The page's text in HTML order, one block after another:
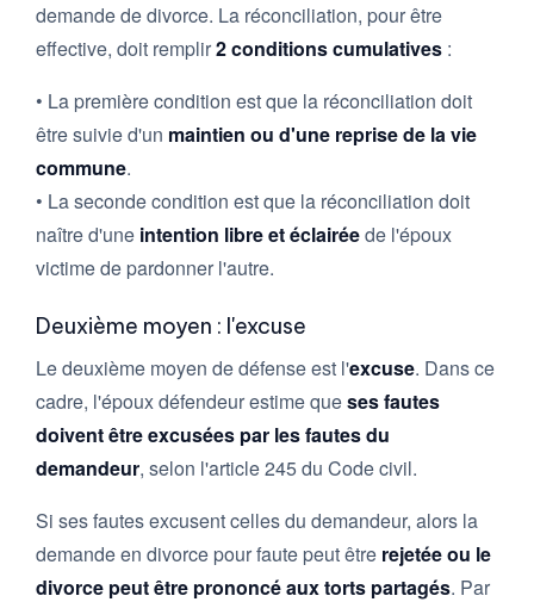
demande de divorce. La réconciliation, pour être
effective, doit remplir2 conditions cumulatives :
• La première condition est que la réconciliation doit
être suivie d'un maintien ou d'une reprise de la vie
commune.
• La seconde condition est que la réconciliation doit
naître d'une intention libre et éclairéede l'époux
victime de pardonner l'autre.
Deuxième moyen : l'excuse
Le deuxième moyen de défense est l'excuse. Dans ce
cadre, l'époux défendeur estime queses fautes
doivent être excusées par les fautes du
demandeur, selon l'article 245 du Code civil.
Si ses fautes excusent celles du demandeur, alors la
demande en divorce pour faute peut être rejetée ou le
divorce peut être prononcé aux torts partagés. Par